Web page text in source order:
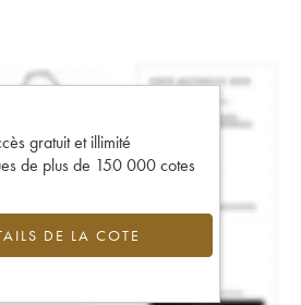
gratuit et illimité
de plus de 150 000 cotes
DE LA COTE